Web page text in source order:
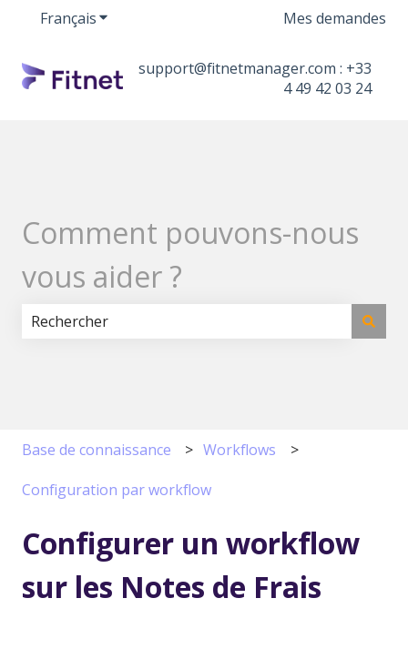
FrançaisAfficher le sous-menu pour les traductions
Mes demandes
support@fitnetmanager.com : +33
4 49 42 03 24
Comment pouvons-nous
vous aider ?
Base de connaissance Workflows
Configuration par workflow
Configurer un workflow
sur les Notes de Frais